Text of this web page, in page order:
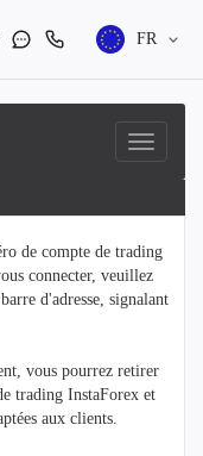
FR
de compte de trading
connecter, veuillez
d'adresse, signalant
vous pourrez retirer
trading InstaForex et
aux clients.